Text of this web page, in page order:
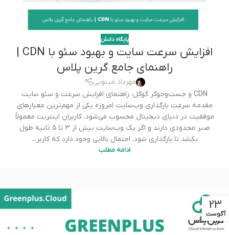
پایگاه دانش
راهنمای جامع گرین پلاس
مهرداد مینویی
CDN و جست‌وجوگر گوگل: راهنمای افزایش سرعت و سئو سایت
مقدمه سرعت بارگذاری وب‌سایت امروزه یکی از مهم‌ترین معیارهای
موفقیت در دنیای دیجیتال محسوب می‌شود. کاربران اینترنت معمولاً
صبر محدودی دارند و اگر یک وب‌سایت بیش از ۳ تا ۵ ثانیه طول
بکشد تا بارگذاری شود، احتمال بالایی وجود دارد که کاربر...
ادامه مطلب
23
آگوست